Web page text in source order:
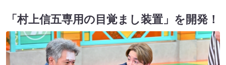
「村上信五専用の目覚まし装置」を開発！